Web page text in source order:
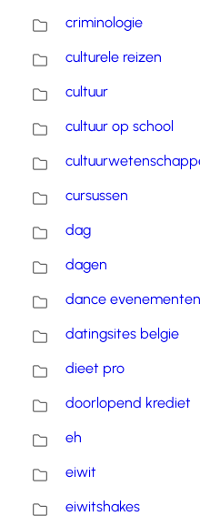
criminologie
culturele reizen
cultuur
cultuur op school
cursussen
dag
dagen
dance evenementen
datingsites belgie
dieet pro
doorlopend krediet
eh
eiwit
eiwitshakes